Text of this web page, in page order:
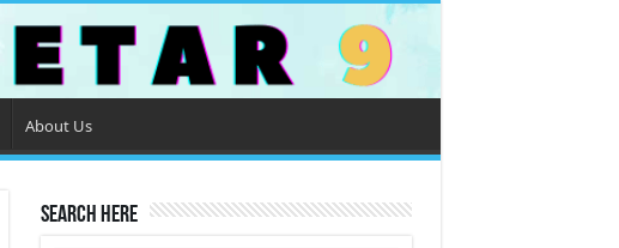
About Us
Search Here